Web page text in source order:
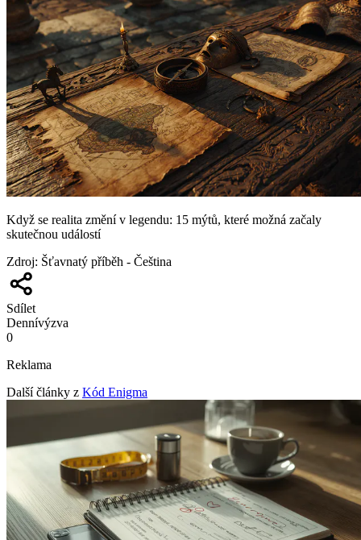
Když se realita změní v legendu: 15 mýtů, které možná začaly
skutečnou událostí
Zdroj: Šťavnatý příběh - Čeština
Sdílet
Dennívýzva
0
Reklama
Další články z Kód Enigma